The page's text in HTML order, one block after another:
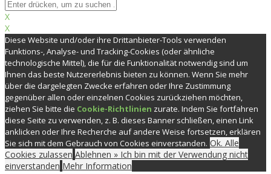
X
X
Diese Website und/oder ihre Drittanbieter-Tools verwenden
Funktions-, Analyse- und Tracking-Cookies (oder ähnliche
technologische Mittel), die für die Funktionalität notwendig sind um
Ihnen das beste Nutzererlebnis bieten zu können. Wenn Sie mehr
über die dargelegten Zwecke erfahren oder Ihre Zustimmung
gegenüber allen oder einzelnen Cookies zurückziehen möchten,
ziehen Sie bitte die Cookie-Richtlinien zurate. Indem Sie fortfahren
diese Seite zu verwenden, z. B. dieses Banner schließen, einen Link
anklicken oder Ihre Recherche auf andere Weise fortsetzen, erklären
Sie sich mit dem Gebrauch von Cookies einverstanden. Ok. Alle
Cookies zulassen Ablehnen » Ich bin mit der Verwendung nicht
einverstanden Mehr Information